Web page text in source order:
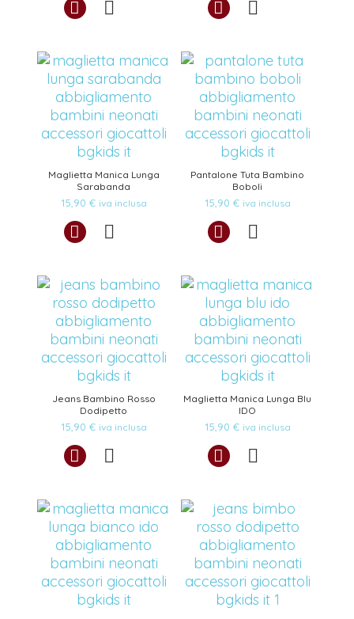
Maglietta Manica Lunga
Sarabanda
15,90 € iva inclusa
Pantalone Tuta Bambino
Boboli
15,90 € iva inclusa
Jeans Bambino Rosso
Dodipetto
15,90 € iva inclusa
Maglietta Manica Lunga Blu
IDO
15,90 € iva inclusa